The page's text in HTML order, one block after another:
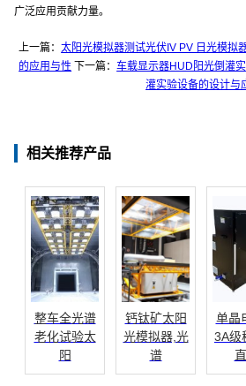
广泛应用贡献力量。
上一篇：太阳光模拟器测试光伏IV PV 日光模拟
的应用与性 下一篇：车载显示器HUD阳光倒灌
灌实验设备的设计与
相关推荐产品
整车全光谱
老化试验太
阳
钙钛矿太阳
光模拟器,光
谱
单晶
3A级